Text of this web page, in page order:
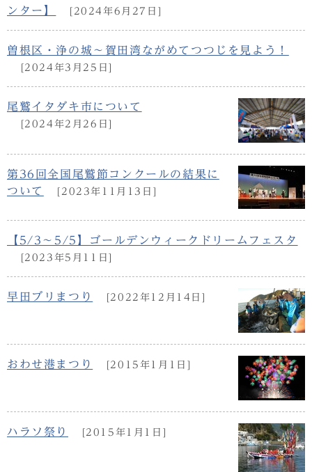
ンター】
[2024年6月27日]
曽根区・浄の城～賀田湾ながめてつつじを見よう！
[2024年3月25日]
尾鷲イタダキ市について
[2024年2月26日]
第36回全国尾鷲節コンクールの結果に
ついて
[2023年11月13日]
【5/3～5/5】ゴールデンウィークドリームフェスタ
[2023年5月11日]
早田ブリまつり [2022年12月14日]
おわせ港まつり [2015年1月1日]
ハラソ祭り [2015年1月1日]